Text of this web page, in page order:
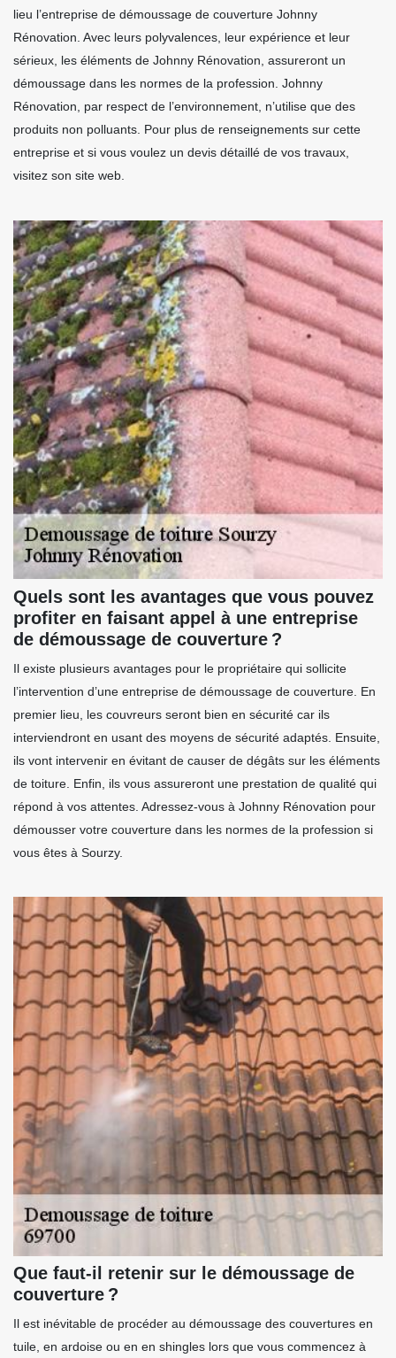
lieu l’entreprise de démoussage de couverture Johnny
Rénovation. Avec leurs polyvalences, leur expérience et leur
sérieux, les éléments de Johnny Rénovation, assureront un
démoussage dans les normes de la profession. Johnny
Rénovation, par respect de l’environnement, n’utilise que des
produits non polluants. Pour plus de renseignements sur cette
entreprise et si vous voulez un devis détaillé de vos travaux,
visitez son site web.
Quels sont les avantages que vous pouvez
profiter en faisant appel à une entreprise
de démoussage de couverture ?
Il existe plusieurs avantages pour le propriétaire qui sollicite
l’intervention d’une entreprise de démoussage de couverture. En
premier lieu, les couvreurs seront bien en sécurité car ils
interviendront en usant des moyens de sécurité adaptés. Ensuite,
ils vont intervenir en évitant de causer de dégâts sur les éléments
de toiture. Enfin, ils vous assureront une prestation de qualité qui
répond à vos attentes. Adressez-vous à Johnny Rénovation pour
démousser votre couverture dans les normes de la profession si
vous êtes à Sourzy.
Que faut-il retenir sur le démoussage de
couverture ?
Il est inévitable de procéder au démoussage des couvertures en
tuile, en ardoise ou en en shingles lors que vous commencez à